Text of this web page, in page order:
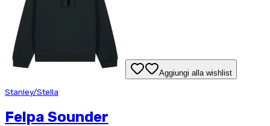
Aggiungi alla wishlist
Stanley/Stella
Felpa Sounder